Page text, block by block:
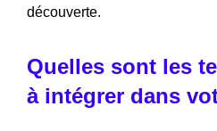
découverte.
Quelles sont les
à intégrer dans